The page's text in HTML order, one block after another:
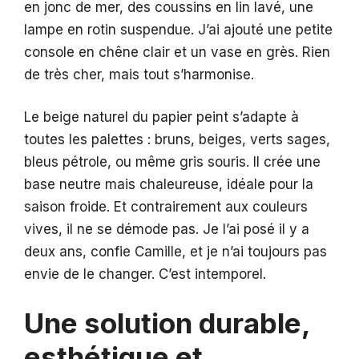
en jonc de mer, des coussins en lin lavé, une
lampe en rotin suspendue. J’ai ajouté une petite
console en chêne clair et un vase en grès. Rien
de très cher, mais tout s’harmonise.
Le beige naturel du papier peint s’adapte à
toutes les palettes : bruns, beiges, verts sages,
bleus pétrole, ou même gris souris. Il crée une
base neutre mais chaleureuse, idéale pour la
saison froide. Et contrairement aux couleurs
vives, il ne se démode pas. Je l’ai posé il y a
deux ans, confie Camille, et je n’ai toujours pas
envie de le changer. C’est intemporel.
Une solution durable,